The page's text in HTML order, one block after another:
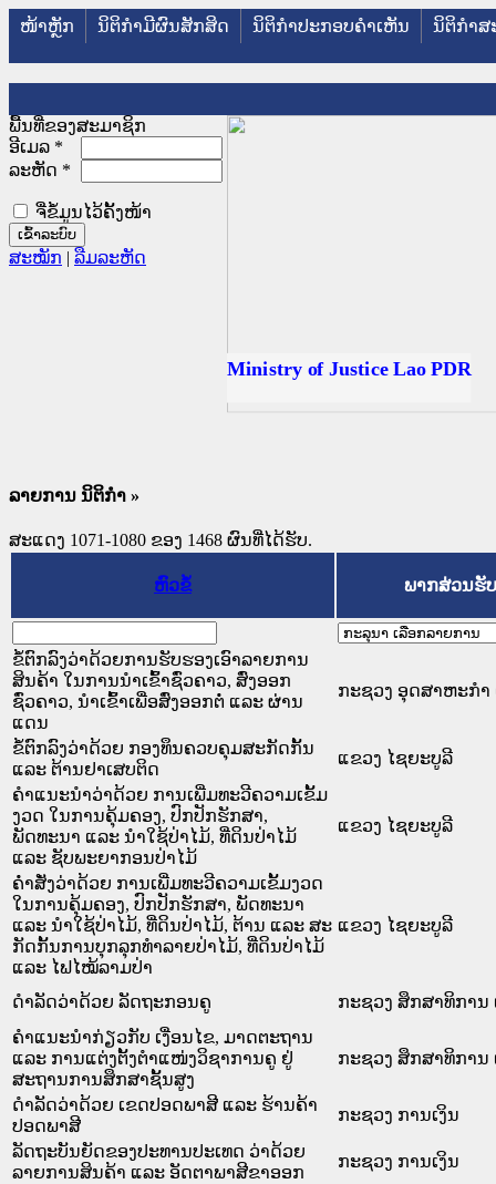
ໜ້າຫຼັກ ນິຕິກໍາມີຜົນສັກສິດ ນິຕິກໍາປະກອບຄໍາເຫັນ ນິຕິກໍາສ
ພື້ນທີ່ຂອງສະມາຊິກ
ອີເມລ *
ລະຫັດ *
ຈື່ຂໍ້ມູນໄວ້ຄັ້ງໜ້າ
ສະໝັກ | ລືມລະຫັດ
Ministry of Justice Lao PDR
ລາຍການ ນິຕິກໍາ »
ສະແດງ 1071-1080 ຂອງ 1468 ຜົນທີ່ໄດ້ຮັບ.
ຫົວຂໍ້ ພາກສ່ວນຮັ
ຂໍ້ຕົກລົງວ່າດ້ວຍການຮັບຮອງເອົາລາຍການ
ສິນຄ້າ ໃນການນໍາເຂົ້າຊົ່ວຄາວ, ສົ່ງອອກ
ຊົ່ວຄາວ, ນໍາເຂົ້າເພື່ອສົ່ງອອກຕໍ່ ແລະ ຜ່ານ
ແດນ
ກະຊວງ ອຸດສາຫະກຳ
ຂໍ້ຕົກລົງວ່າດ້ວຍ ກອງທຶນຄວບຄຸມສະກັດກັ້ນ
ແລະ ຕ້ານຢາເສບຕິດ
ແຂວງ ໄຊຍະບູລີ
ຄໍາແນະນໍາວ່າດ້ວຍ ການເພີ່ມທະວີຄວາມເຂັ້ມ
ງວດ ໃນການຄຸ້ມຄອງ, ປົກປັກຮັກສາ,
ພັດທະນາ ແລະ ນໍາໃຊ້ປ່າໄມ້, ທີ່ດິນປ່າໄມ້
ແລະ ຊັບພະຍາກອນປ່າໄມ້
ແຂວງ ໄຊຍະບູລີ
ຄໍ່າສັ່ງວ່າດ້ວຍ ການເພີ່ມທະວີຄວາມເຂັ້ມງວດ
ໃນການຄຸ້ມຄອງ, ປົກປັກຮັກສາ, ພັດທະນາ
ແລະ ນໍາໃຊ້ປ່າໄມ້, ທີ່ດິນປ່າໄມ້, ຕ້ານ ແລະ ສະ
ກັດກັ້ນການບຸກລຸກທໍາລາຍປ່າໄມ້, ທີ່ດິນປ່າໄມ້
ແລະ ໄຟໄໝ້ລາມປ່າ
ແຂວງ ໄຊຍະບູລີ
ດຳລັດວ່າດ້ວຍ ລັດຖະກອນຄູ
ກະຊວງ ສຶກສາທິການ
ຄຳແນະນຳກ່ຽວກັບ ເງື່ອນໄຂ, ມາດຕະຖານ
ແລະ ການແຕ່ງຕັ້ງຕຳແໜ່ງວິຊາການຄູ ຢູ່
ສະຖານການສຶກສາຊັ້ນສູງ
ກະຊວງ ສຶກສາທິການ
ດຳລັດວ່າດ້ວຍ ເຂດປອດພາສີ ແລະ ຮ້ານຄ້າ
ປອດພາສີ
ກະຊວງ ການເງິນ
ລັດຖະບັນຍັດຂອງປະທານປະເທດ ວ່າດ້ວຍ
ລາຍການສິນຄ້າ ແລະ ອັດຕາພາສີຂາອອກ
ກະຊວງ ການເງິນ